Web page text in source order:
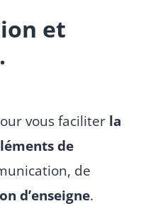
et
vous faciliter la
de
de
d’enseigne.